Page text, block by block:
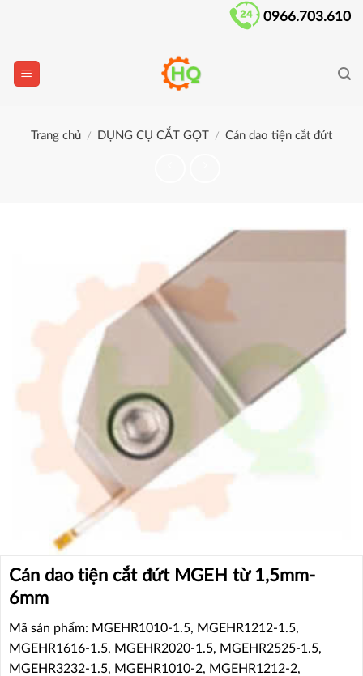
0966.703.610
Trang chủ / DỤNG CỤ CẮT GỌT / Cán dao tiện cắt đứt
Cán dao tiện cắt đứt MGEH từ 1,5mm-
6mm
Mã sản phẩm: MGEHR1010-1.5, MGEHR1212-1.5,
MGEHR1616-1.5, MGEHR2020-1.5, MGEHR2525-1.5,
MGEHR3232-1.5, MGEHR1010-2, MGEHR1212-2,